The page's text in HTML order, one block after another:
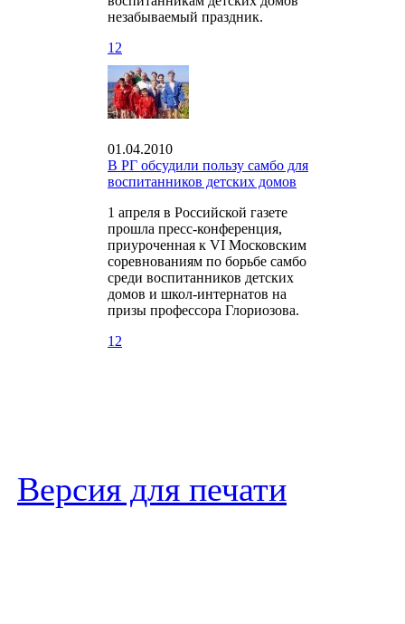
незабываемый праздник.
12
01.04.2010
В РГ обсудили пользу самбо для
воспитанников детских домов
1 апреля в Российской газете
прошла пресс-конференция,
приуроченная к VI Московским
соревнованиям по борьбе самбо
среди воспитанников детских
домов и школ-интернатов на
призы профессора Глориозова.
12
Версия для печати